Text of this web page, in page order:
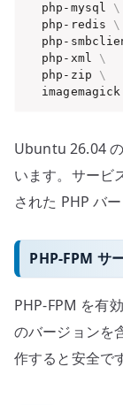
  php-mysql
\
  php-redis
\
php-
  php-xml
\
  php-zip
\
  imagemagick
Ubuntu 26.04
います。サービ
された PHP バ
PHP-FPM サ
PHP-FPM を有
のバージョンを
作すると安全で